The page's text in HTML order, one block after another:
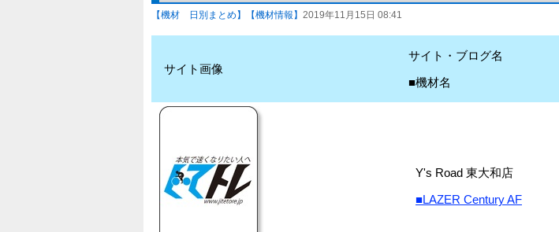
【機材 日別まとめ】 【機材情報】 2019年11月15日 08:41
サイト画像
サイト・ブログ名
■機材名
Y's Road 東大和店
■LAZER Century AF